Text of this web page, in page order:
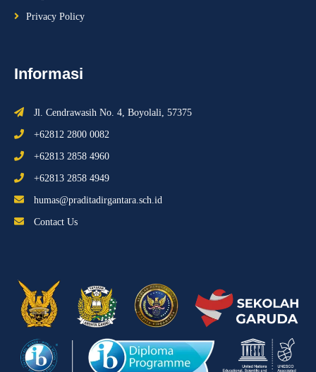
Privacy Policy
Informasi
Jl. Cendrawasih No. 4, Boyolali, 57375
+62812 2800 0082
+62813 2858 4960
+62813 2858 4949
humas@praditadirgantara.sch.id
Contact Us